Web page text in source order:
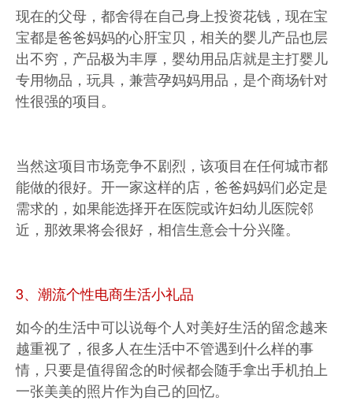
现在的父母，都舍得在自己身上投资花钱，现在宝
宝都是爸爸妈妈的心肝宝贝，相关的婴儿产品也层
出不穷，产品极为丰厚，婴幼用品店就是主打婴儿
专用物品，玩具，兼营孕妈妈用品，是个商场针对
性很强的项目。
当然这项目市场竞争不剧烈，该项目在任何城市都
能做的很好。开一家这样的店，爸爸妈妈们必定是
需求的，如果能选择开在医院或许妇幼儿医院邻
近，那效果将会很好，相信生意会十分兴隆。
3、潮流个性电商生活小礼品
如今的生活中可以说每个人对美好生活的留念越来
越重视了，很多人在生活中不管遇到什么样的事
情，只要是值得留念的时候都会随手拿出手机拍上
一张美美的照片作为自己的回忆。